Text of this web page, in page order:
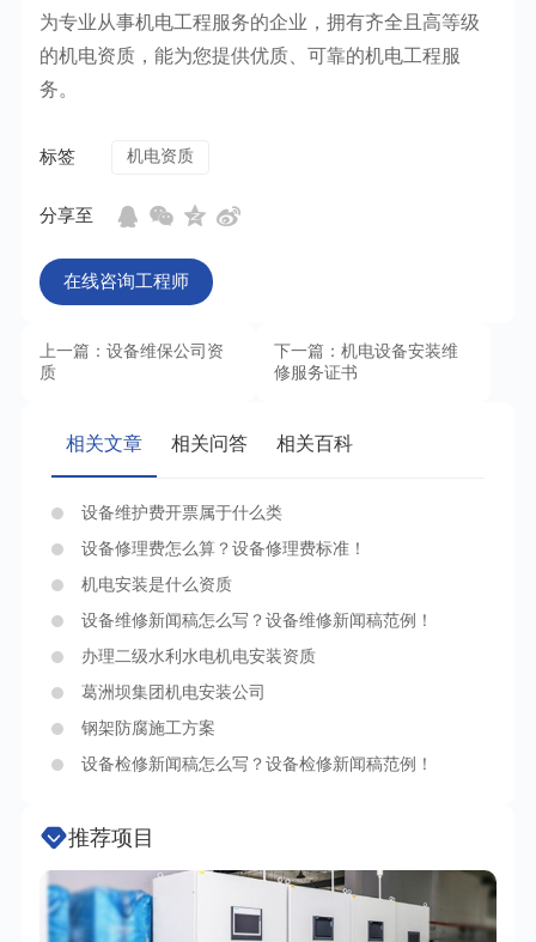
为专业从事机电工程服务的企业，拥有齐全且高等级
的机电资质，能为您提供优质、可靠的机电工程服
务。
标签 机电资质
分享至
在线咨询工程师
上一篇：设备维保公司资
质
下一篇：机电设备安装维
修服务证书
相关文章 相关问答 相关百科
设备维护费开票属于什么类
设备修理费怎么算？设备修理费标准！
机电安装是什么资质
设备维修新闻稿怎么写？设备维修新闻稿范例！
办理二级水利水电机电安装资质
葛洲坝集团机电安装公司
钢架防腐施工方案
设备检修新闻稿怎么写？设备检修新闻稿范例！
推荐项目